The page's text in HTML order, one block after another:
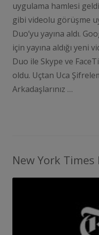
uygulama hamlesi
gibi videolu görüşme
Duo’yu yayına aldı.
için yayına aldığı yeni
Duo ile Skype ve
oldu. Uçtan Uca
Arkadaşlarınız …
New York Times